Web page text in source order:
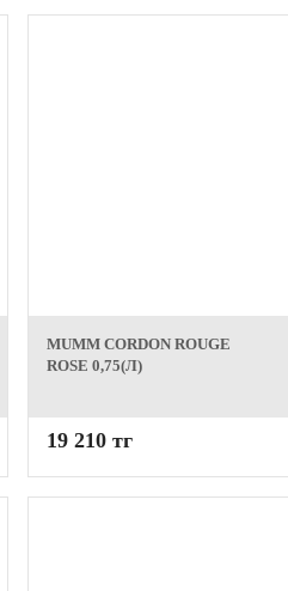
MUMM CORDON ROUGE
ROSE 0,75(Л)
19 210 тг